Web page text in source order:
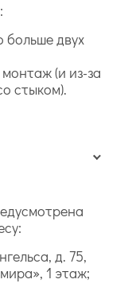
больше двух
(и из-за
стыком).
д. 75,
1 этаж;